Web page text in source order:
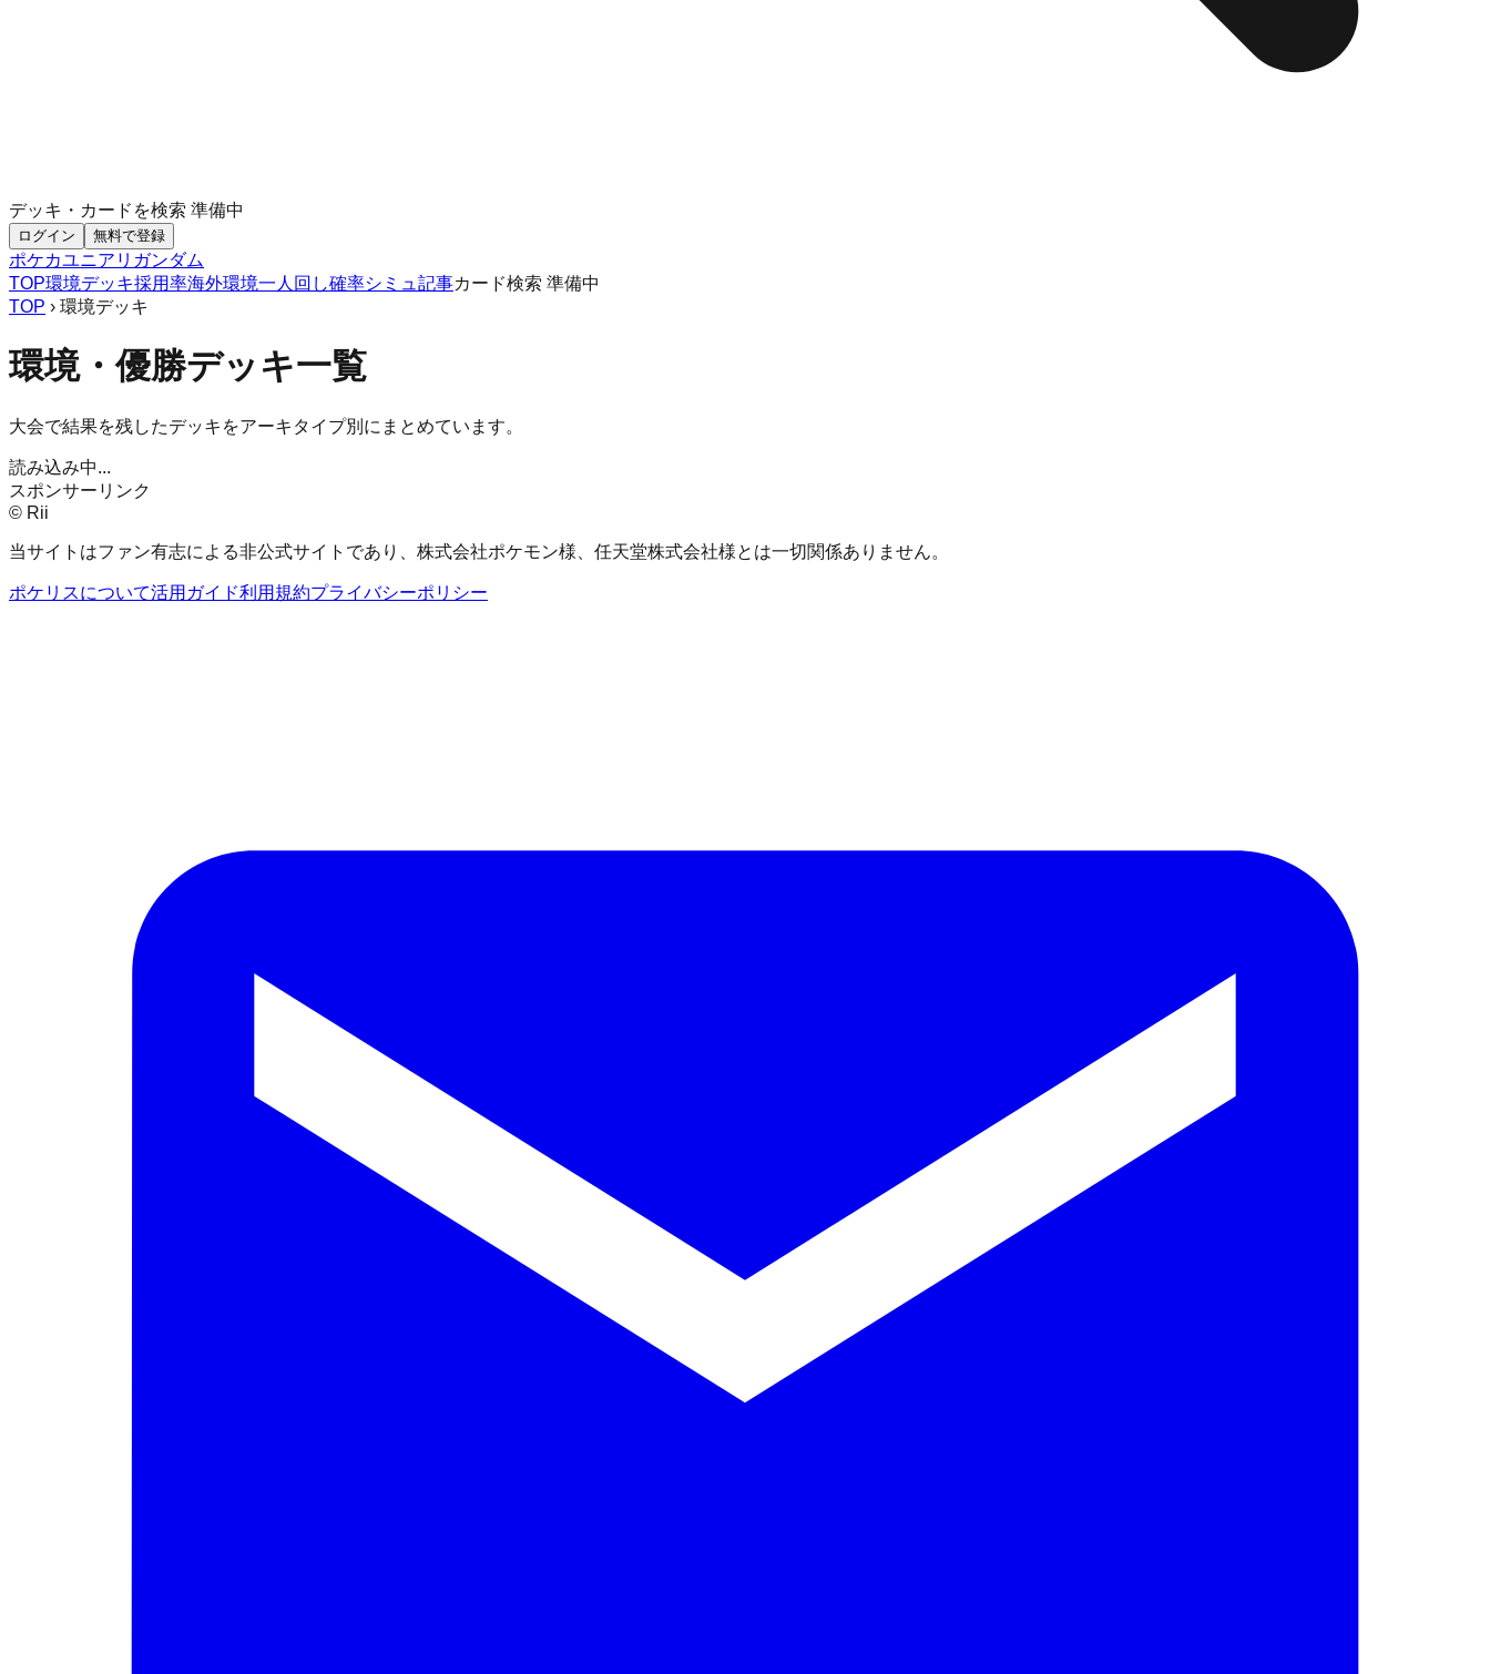
デッキ・カードを検索 準備中
ログイン 無料で登録
ポケカユニアリ ガンダム
TOP環境デッキ採用率海外環境一人回し確率シミュ 記事カード検索 準備中
TOP › 環境デッキ
環境・優勝デッキ一覧
大会で結果を残したデッキをアーキタイプ別にまとめています。
読み込み中...
スポンサーリンク
© Rii
当サイトはファン有志による非公式サイトであり、株式会社ポケモン様、任天堂株式会社様とは一切関係ありません。
ポケリスについて活用ガイド利用規約プライバシーポリシー